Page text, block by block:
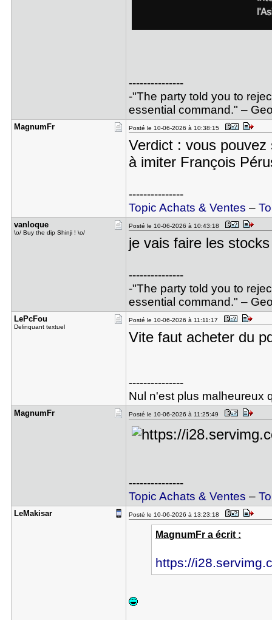
---------------
-"The party told you to
essential command." –
MagnumFr Posté le 10-06-2026 à 10:38:15
Verdict : vous
à imiter François
---------------
Topic Achats & Ventes –
vanloque
\o/ Buy the dip Shinji ! \o/
Posté le 10-06-2026 à 10:43:18
je vais faire les
---------------
-"The party told you to
essential command." –
LePcFou
Delinquant textuel
Posté le 10-06-2026 à 11:11:17
Vite faut acheter du
---------------
Nul n'est plus malheureux
MagnumFr Posté le 10-06-2026 à 11:25:49
---------------
Topic Achats & Ventes –
LeMakisar Posté le 10-06-2026 à 13:23:18
MagnumFr a écrit :
https://